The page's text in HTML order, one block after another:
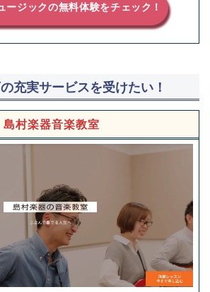
ージックの無料体験をチェック！
充実サービスを受けたい！
島村楽器音楽教室